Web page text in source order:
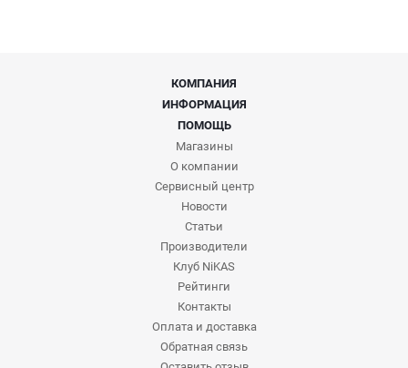
КОМПАНИЯ
ИНФОРМАЦИЯ
ПОМОЩЬ
Магазины
О компании
Сервисный центр
Новости
Статьи
Производители
Клуб NiKAS
Рейтинги
Контакты
Оплата и доставка
Обратная связь